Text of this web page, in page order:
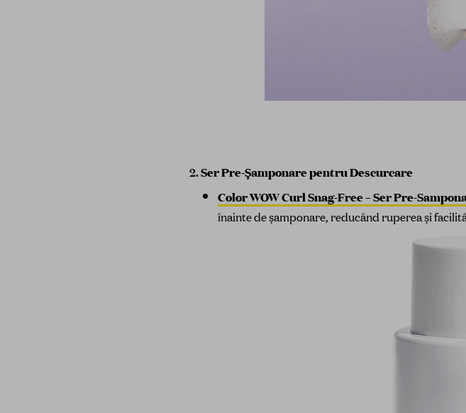
2.Ser Pre-Șamponare pentru Descurcare
Color WOW Curl Snag-Free – Ser Pre-
înainte de șamponare, reducând ruperea și